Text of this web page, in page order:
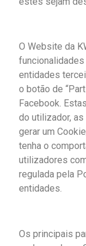
O Website da
entidades
o botão de
Facebook.
do utilizador,
gerar um
tenha o
utilizadores
regulada pela
entidades.
Os principais